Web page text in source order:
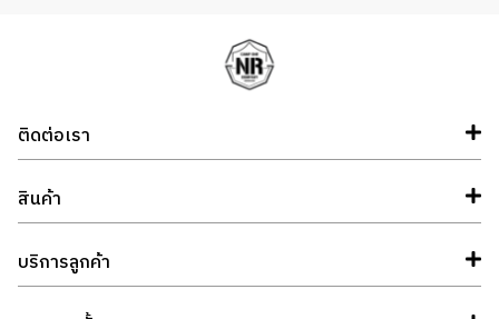
ติดต่อเรา
สินค้า
บริการลูกค้า